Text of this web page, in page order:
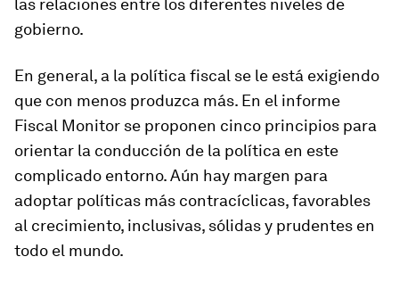
las relaciones entre los diferentes niveles de
gobierno.
En general, a la política fiscal se le está exigiendo
que con menos produzca más. En el informe
Fiscal Monitor se proponen cinco principios para
orientar la conducción de la política en este
complicado entorno. Aún hay margen para
adoptar políticas más contracíclicas, favorables
al crecimiento, inclusivas, sólidas y prudentes en
todo el mundo.